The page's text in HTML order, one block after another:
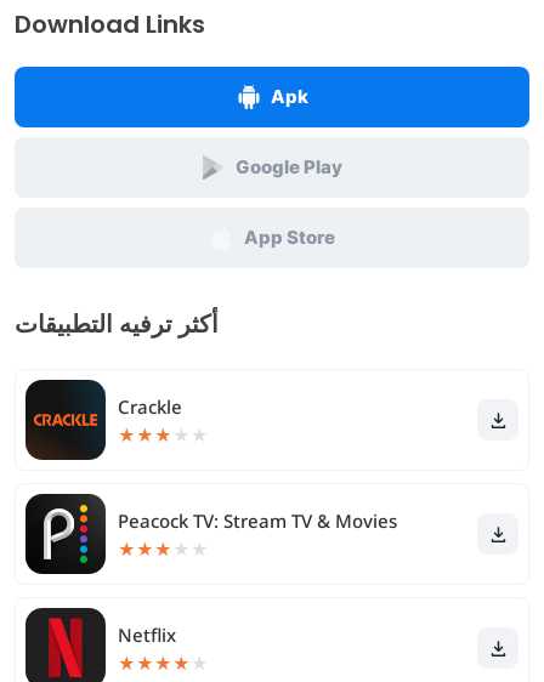
Download Links
Apk
Google Play
App Store
أكثر ترفيه التطبيقات
Crackle
★★★ ★ ★
Peacock TV: Stream TV & Movies
★★★ ★ ★
Netflix
★★★★ ★